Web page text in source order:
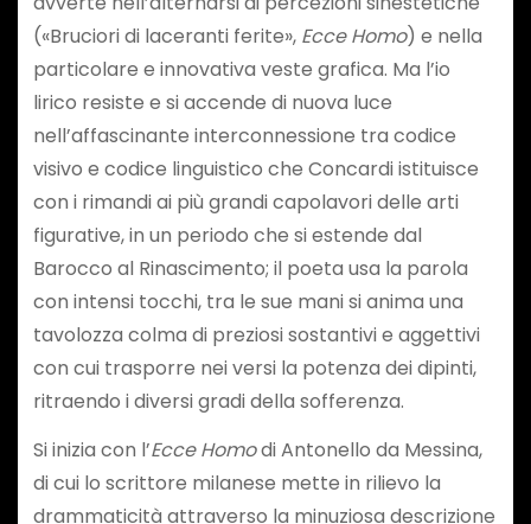
(«Bruciori di laceranti ferite», Ecce Homo) e nella
particolare e innovativa veste grafica. Ma l’io
lirico resiste e si accende di nuova luce
nell’affascinante interconnessione tra codice
visivo e codice linguistico che Concardi istituisce
con i rimandi ai più grandi capolavori delle arti
figurative, in un periodo che si estende dal
Barocco al Rinascimento; il poeta usa la parola
con intensi tocchi, tra le sue mani si anima una
tavolozza colma di preziosi sostantivi e aggettivi
con cui trasporre nei versi la potenza dei dipinti,
ritraendo i diversi gradi della sofferenza.
Si inizia con l’Ecce Homodi Antonello da Messina,
di cui lo scrittore milanese mette in rilievo la
drammaticità attraverso la minuziosa descrizione